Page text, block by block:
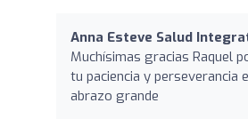
Anna Esteve Salud
Muchísimas gracias Raquel
tu paciencia y perseverancia
abrazo grande